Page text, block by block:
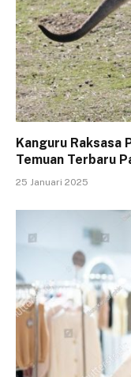
Kanguru Raksasa
Temuan Terbaru
25 Januari 2025